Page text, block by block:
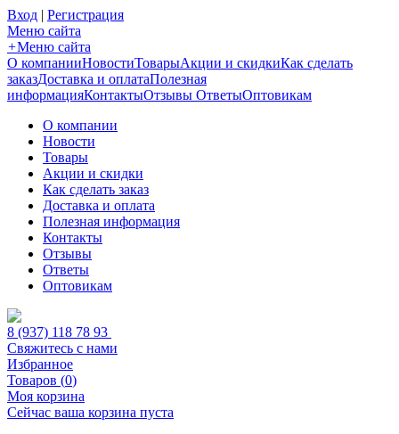
Вход | Регистрация
Меню сайта
+Меню сайта
О компанииНовостиТоварыАкции и скидкиКак сделать
заказДоставка и оплатаПолезная
информацияКонтактыОтзывы ОтветыОптовикам
О компании
Новости
Товары
Акции и скидки
Как сделать заказ
Доставка и оплата
Полезная информация
Контакты
Отзывы
Ответы
Оптовикам
8 (937) 118 78 93
Свяжитесь с нами
Избранное
Товаров (0)
Моя корзина
Сейчас ваша корзина пуста